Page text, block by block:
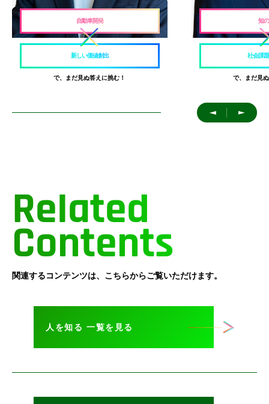
自動車開発
新しい価値創出
で、まだ見ぬ答えに挑む！
知
社会課
で、まだ見
＜ ＞
Related
Contents
関連するコンテンツは、こちらからご覧いただけます。
人を知る 一覧を見る